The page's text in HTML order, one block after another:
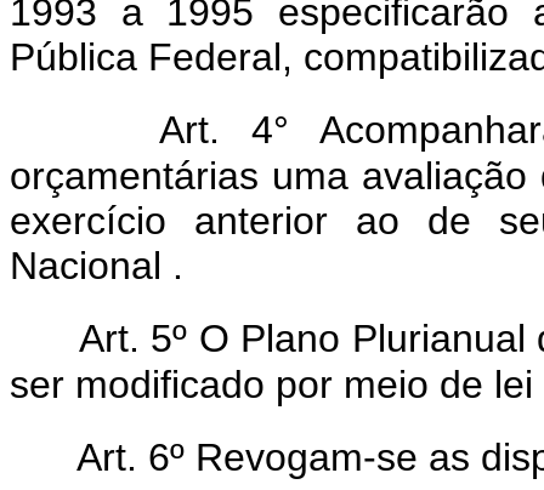
1993 a 1995 especificarão
Pública Federal,
Art. 4°
orçamentárias uma
exercício anterior ao de
Nacional .
Art. 5º O Plano
ser modificado por meio de
Art. 6º Revogam-se as